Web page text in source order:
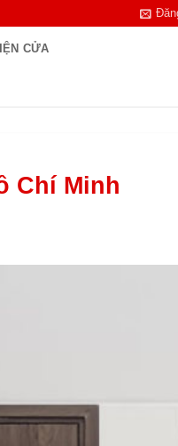
CỬA
Chí Minh